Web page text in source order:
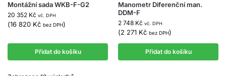
Montážní sada WKB-F-G2
20 352 Kč vč. DPH
(16 820 Kč bez DPH)
Přidat do košíku
Manometr Diferenční man.
DDM-F
2 748 Kč vč. DPH
(2 271 Kč bez DPH)
Přidat do košíku